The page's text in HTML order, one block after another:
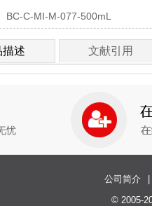
BC-C-MI-M-077-500mL
描述 文献引用
公司简介
© 2005-